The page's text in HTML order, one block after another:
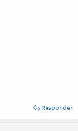
Responder